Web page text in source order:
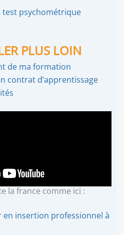
psychométrique
PLUS LOIN
de ma formation
contrat d’apprentissage
la france comme ici :
en insertion professionnel à